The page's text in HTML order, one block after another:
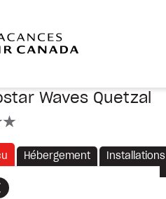
Waves Quetzal
Hébergement Installations